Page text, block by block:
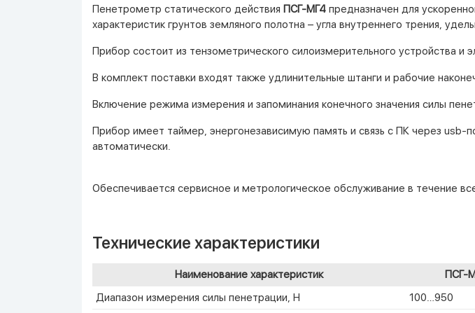
Пенетрометр статического действия ПСГ-МГ4 предназначен для
характеристик грунтов земляного полотна – угла внутреннего трения,
Прибор состоит из тензометрического силоизмерительного устройства и
В комплект поставки входят также удлинительные штанги и рабочие
Включение режима измерения и запоминания конечного значения силы
Прибор имеет таймер, энергонезависимую память и связь с ПК через usb-
автоматически.
Обеспечивается сервисное и метрологическое обслуживание в течение
Технические характеристики
Наименование характеристик
ПСГ-
Диапазон измерения силы пенетрации, Н
100…950